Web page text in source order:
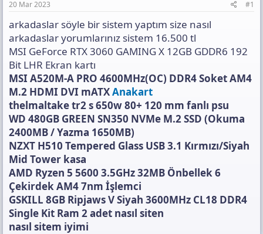
n
ı
K
o
y
a
l
a
20 Mar 2023 #1
arkadaslar söyle bir sistem yaptım size nasıl
arkadaslar yorumlarınız sistem 16.500 tl
MSI GeForce RTX 3060 GAMING X 12GB GDDR6 192
Bit LHR Ekran kartı
MSI A520M-A PRO 4600MHz(OC) DDR4 Soket AM4
M.2 HDMI DVI mATXAnakart
thelmaltake tr2 s 650w 80+ 120 mm fanlı psu
WD 480GB GREEN SN350 NVMe M.2 SSD (Okuma
2400MB / Yazma 1650MB)
NZXT H510 Tempered Glass USB 3.1 Kırmızı/Siyah
Mid Tower kasa
AMD Ryzen 5 5600 3.5GHz 32MB Önbellek 6
Çekirdek AM4 7nm İşlemci
GSKILL 8GB Ripjaws V Siyah 3600MHz CL18 DDR4
Single Kit Ram 2 adet nasıl siten
nasıl sitem iyimi